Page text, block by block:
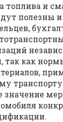
топлива и
полезны
так как
значение